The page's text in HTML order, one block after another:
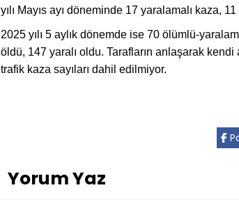
yılı Mayıs ayı döneminde 17 yaralamalı kaza,
2025 yılı 5 aylık dönemde ise 70 ölümlü-
öldü, 147 yaralı oldu. Tarafların anlaşarak
trafik kaza sayıları dahil edilmiyor.
Yorum Yaz